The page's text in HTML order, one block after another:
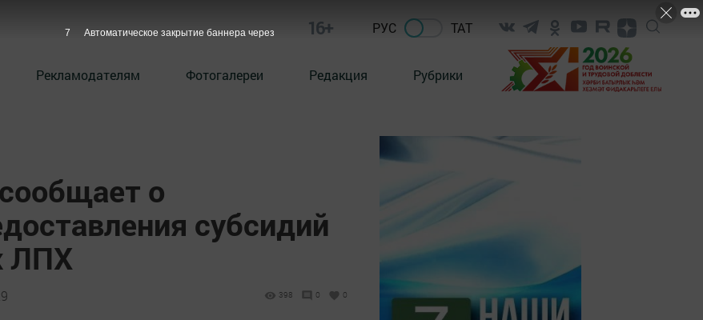
16+ РУС ТАТ
Рекламодателям Фотогалереи Редакция Рубрики
о
субсидий
ЛПХ
398 0 0
6 Автоматическое закрытие баннера через